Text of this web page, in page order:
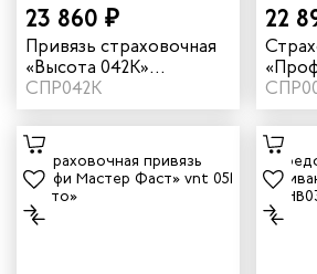
23 860 ₽
Привязь страховочная
«Высота 042К»
огнеупорная vst 042K
СПР042К
22
056